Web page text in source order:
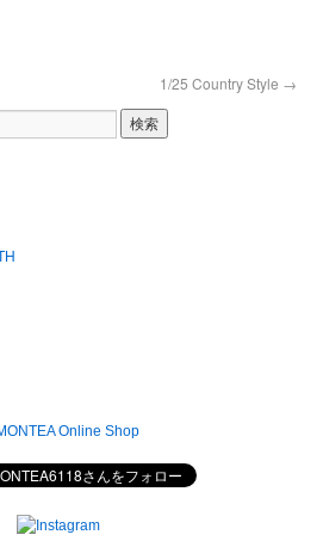
1/25 Country Style →
Online Shop